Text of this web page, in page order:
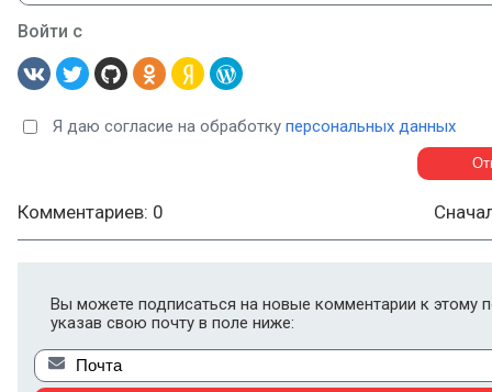
Войти с
Я даю согласие на обработку персональных данных
Комментариев: 0
Вы можете подписаться на новые комментарии к этому
указав свою почту в поле ниже: